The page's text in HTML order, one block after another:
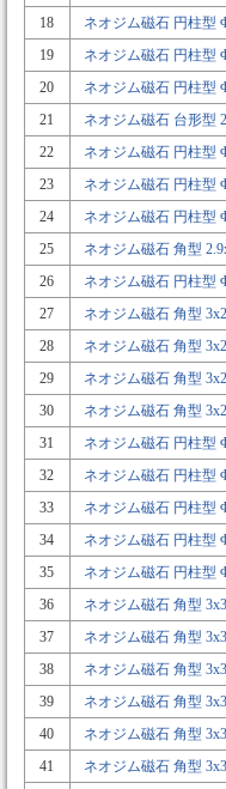
18
ネオジム磁石 円柱型
19
ネオジム磁石 円柱型
20
ネオジム磁石 円柱型
21
ネオジム磁石 台形型
22
ネオジム磁石 円柱型
23
ネオジム磁石 円柱型
24
ネオジム磁石 円柱型
25
ネオジム磁石 角型
26
ネオジム磁石 円柱型
27
ネオジム磁石 角型
28
ネオジム磁石 角型
29
ネオジム磁石 角型
30
ネオジム磁石 角型
31
ネオジム磁石 円柱型
32
ネオジム磁石 円柱型
33
ネオジム磁石 円柱型
34
ネオジム磁石 円柱型
35
ネオジム磁石 円柱型
36
ネオジム磁石 角型
37
ネオジム磁石 角型
38
ネオジム磁石 角型
39
ネオジム磁石 角型
40
ネオジム磁石 角型
41
ネオジム磁石 角型